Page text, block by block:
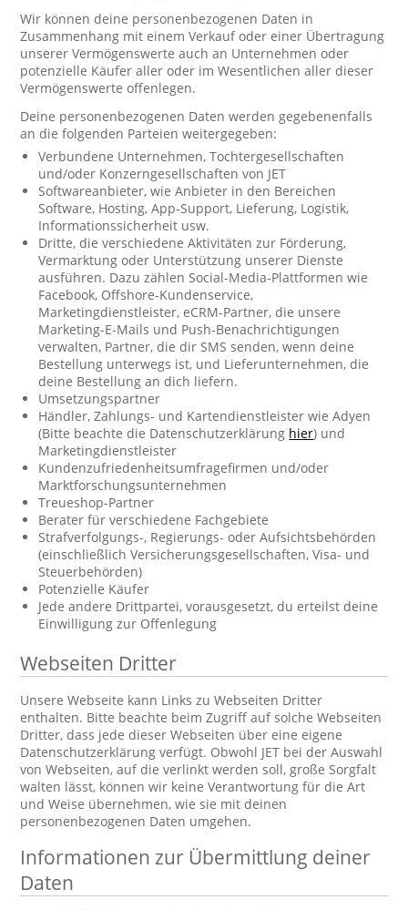
Wir können deine personenbezogenen Daten in
Zusammenhang mit einem Verkauf oder einer Übertragung
unserer Vermögenswerte auch an Unternehmen oder
potenzielle Käufer aller oder im Wesentlichen aller dieser
Vermögenswerte offenlegen.
Deine personenbezogenen Daten werden gegebenenfalls
an die folgenden Parteien weitergegeben:
Verbundene Unternehmen, Tochtergesellschaften
und/oder Konzerngesellschaften von JET
Softwareanbieter, wie Anbieter in den Bereichen
Software, Hosting, App-Support, Lieferung, Logistik,
Informationssicherheit usw.
Dritte, die verschiedene Aktivitäten zur Förderung,
Vermarktung oder Unterstützung unserer Dienste
ausführen. Dazu zählen Social-Media-Plattformen wie
Facebook, Offshore-Kundenservice,
Marketingdienstleister, eCRM-Partner, die unsere
Marketing-E-Mails und Push-Benachrichtigungen
verwalten, Partner, die dir SMS senden, wenn deine
Bestellung unterwegs ist, und Lieferunternehmen, die
deine Bestellung an dich liefern.
Umsetzungspartner
Händler, Zahlungs- und Kartendienstleister wie Adyen
(Bitte beachte die Datenschutzerklärung hier) und
Marketingdienstleister
Kundenzufriedenheitsumfragefirmen und/oder
Marktforschungsunternehmen
Treueshop-Partner
Berater für verschiedene Fachgebiete
Strafverfolgungs-, Regierungs- oder Aufsichtsbehörden
(einschließlich Versicherungsgesellschaften, Visa- und
Steuerbehörden)
Potenzielle Käufer
Jede andere Drittpartei, vorausgesetzt, du erteilst deine
Einwilligung zur Offenlegung
Webseiten Dritter
Unsere Webseite kann Links zu Webseiten Dritter
enthalten. Bitte beachte beim Zugriff auf solche Webseiten
Dritter, dass jede dieser Webseiten über eine eigene
Datenschutzerklärung verfügt. Obwohl JET bei der Auswahl
von Webseiten, auf die verlinkt werden soll, große Sorgfalt
walten lässt, können wir keine Verantwortung für die Art
und Weise übernehmen, wie sie mit deinen
personenbezogenen Daten umgehen.
Informationen zur Übermittlung deiner
Daten